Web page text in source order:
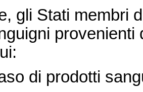
Stati membri
di prodotti